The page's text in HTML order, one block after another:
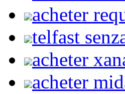
acheter
telfast
acheter
acheter